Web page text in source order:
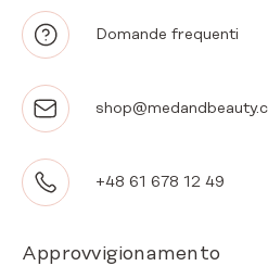
Domande frequenti
+48 61 678 12 49
Approvvigionamento